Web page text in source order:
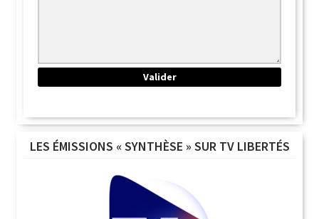
LES ÉMISSIONS « SYNTHÈSE » SUR TV LIBERTÉS